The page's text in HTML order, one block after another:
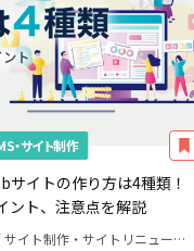
・サイト制作
サイトの作り方は4種類！
ント、注意点を解説
イト制作・サイトリニューアル